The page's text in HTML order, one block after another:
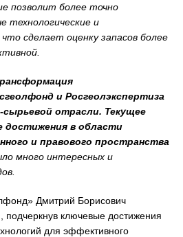
позволит более точно
технологические и
что сделает оценку запасов более
и Росгеолэкспертиза
сырьевой отрасли. Текущее
достижения в области
и правового пространства
много интересных и
Дмитрий Борисович
подчеркнув ключевые достижения
для эффективного